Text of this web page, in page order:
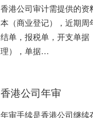
香港公司审计需提供的资
本（商业登记），近期周
结单，报税单，开支单据
理），单据…
香港公司年审
年审手续是香港公司继续